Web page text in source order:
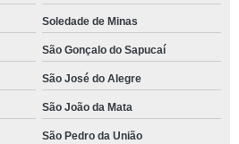
Soledade de Minas
São Gonçalo do Sapucaí
São José do Alegre
São João da Mata
São Pedro da União